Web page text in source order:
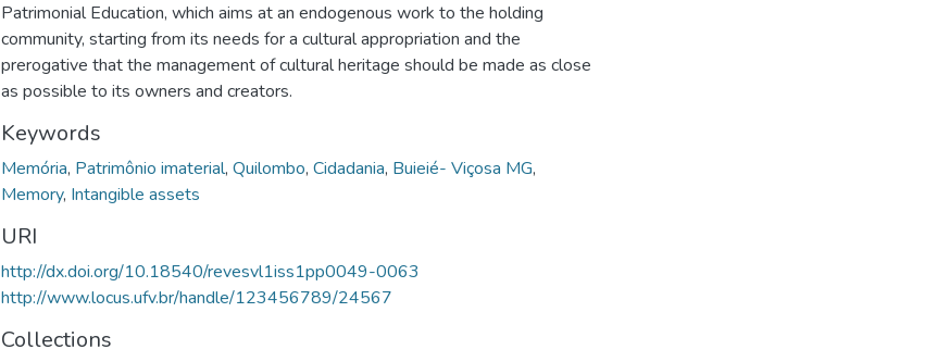
Patrimonial Education, which aims at an endogenous work to the holding
community, starting from its needs for a cultural appropriation and the
prerogative that the management of cultural heritage should be made as close
as possible to its owners and creators.
Keywords
Memória, Patrimônio imaterial, Quilombo, Cidadania, Buieié- Viçosa MG,
Memory, Intangible assets
URI
http://dx.doi.org/10.18540/revesvl1iss1pp0049-0063
http://www.locus.ufv.br/handle/123456789/24567
Collections